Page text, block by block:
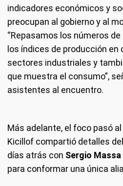
indicadores económicos y
preocupan al gobierno y al
“Repasamos los números
los índices de producción en
sectores industriales y
que muestra el consumo”,
asistentes al encuentro.
Más adelante, el foco pasó
Kicillof compartió detalles
días atrás con Sergio
para conformar una única